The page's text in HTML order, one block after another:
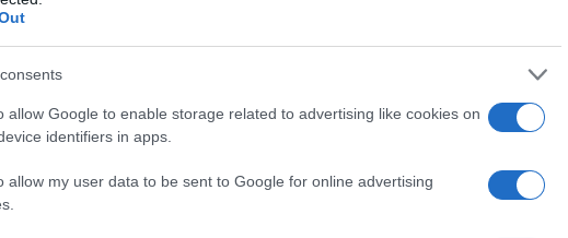
allow Google to enable storage related to advertising like cookies on
identifiers in apps.
allow my user data to be sent to Google for online advertising
Ondo is de groei van zijn
en in de sector vanReal World Assets (RWA).
aan dat Ondo zijn stempel drukt op de verbinding
En met de recente acquisitie van Oasis
de deur naar het aanbieden van tokenized
5